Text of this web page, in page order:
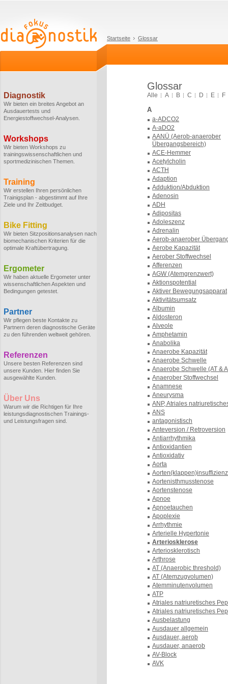
Startseite Glossar
Diagnostik
Wir bieten ein breites Angebot an
Ausdauertests und
Energiestoffwechsel-Analysen.
Workshops
Wir bieten Workshops zu
trainingswissenschaftlichen und
sportmedizinischen Themen.
Training
Wir erstellen Ihren persönlichen
Trainigsplan - abgestimmt auf Ihre
Ziele und Ihr Zeitbudget.
Bike Fitting
Wir bieten Sitzpositionsanalysen nach
biomechanischen Kriterien für die
optimale Kraftübertragung.
Ergometer
Wir haben aktuelle Ergometer unter
wissenschaftlichen Aspekten und
Bedingungen getestet.
Partner
Wir pflegen beste Kontakte zu
Partnern deren diagnostische Geräte
zu den führenden weltweit gehören.
Referenzen
Unsere besten Referenzen sind
unsere Kunden. Hier finden Sie
ausgewählte Kunden.
Über Uns
Warum wir die Richtigen für Ihre
leistungsdiagnostischen Trainings-
und Leistungsfragen sind.
Glossar
Alle A B C D E F
A
a-ADCO2
A-aDO2
AANÜ (Aerob-anaerober
Übergangsbereich)
ACE-Hemmer
Acetylcholin
ACTH
Adaption
Adduktion/Abduktion
Adenosin
ADH
Adipositas
Adoleszenz
Adrenalin
Aerob-anaerober
Aerobe Kapazität
Aerober Stoffwechsel
Afferenzen
AGW (Atemgrenzwert)
Aktionspotential
Aktiver Bewegungsapparat
Aktivitätsumsatz
Albumin
Aldosteron
Alveole
Amphetamin
Anabolika
Anaerobe Kapazität
Anaerobe Schwelle
Anaerobe Schwelle (AT &
Anaerober Stoffwechsel
Anamnese
Aneurysma
ANP, Atriales
ANS
antagonistisch
Anteversion / Retroversion
Antiarrhythmika
Antioxidantien
Antioxidativ
Aorta
Aorten(klappen)insuffizienz
Aortenisthmusstenose
Aortenstenose
Apnoe
Apnoetauchen
Apoplexie
Arrhythmie
Arterielle Hypertonie
Arteriosklerose
Arteriosklerotisch
Arthrose
AT (Anaerobic threshold)
AT (Atemzugvolumen)
Atemminutenvolumen
ATP
Atriales natriuretisches
Atriales natriuretisches
Ausbelastung
Ausdauer allgemein
Ausdauer, aerob
Ausdauer, anaerob
AV-Block
AVK